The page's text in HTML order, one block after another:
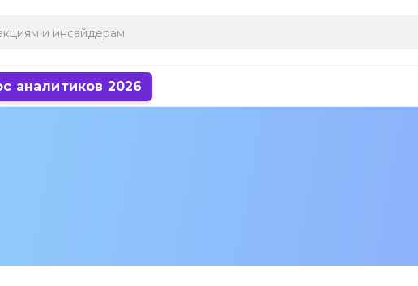
аналитиков 2026